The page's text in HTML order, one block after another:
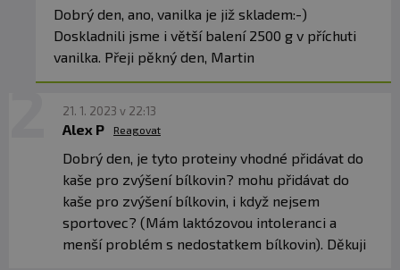
Dobrý den, ano, vanilka je již skladem:-)
Doskladnili jsme i větší balení 2500 g v příchuti
vanilka. Přeji pěkný den, Martin
21. 1. 2023 v 22:13
Alex P Reagovat
Dobrý den, je tyto proteiny vhodné přidávat do
kaše pro zvýšení bílkovin? mohu přidávat do
kaše pro zvýšení bílkovin, i když nejsem
sportovec? (Mám laktózovou intoleranci a
menší problém s nedostatkem bílkovin). Děkuji